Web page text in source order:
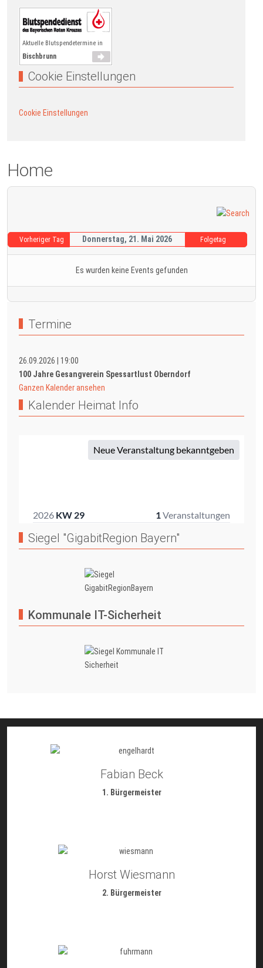
Aktuelle Blutspendetermine in
Bischbrunn
Cookie Einstellungen
Cookie Einstellungen
Home
Vorheriger Tag Donnerstag, 21. Mai 2026 Folgetag
Es wurden keine Events gefunden
Termine
26.09.2026
19:00
100 Jahre Gesangverein Spessartlust Oberndorf
Ganzen Kalender ansehen
Kalender Heimat Info
Siegel "GigabitRegion Bayern"
Kommunale IT-Sicherheit
Fabian Beck
1. Bürgermeister
Horst Wiesmann
2. Bürgermeister